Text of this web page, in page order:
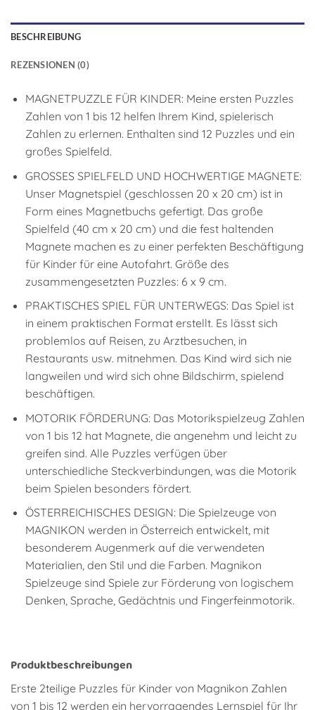
BESCHREIBUNG
REZENSIONEN (0)
MAGNETPUZZLE FÜR KINDER: Meine ersten Puzzles
Zahlen von 1 bis 12 helfen Ihrem Kind, spielerisch
Zahlen zu erlernen. Enthalten sind 12 Puzzles und ein
großes Spielfeld.
GROSSES SPIELFELD UND HOCHWERTIGE MAGNETE:
Unser Magnetspiel (geschlossen 20 x 20 cm) ist in
Form eines Magnetbuchs gefertigt. Das große
Spielfeld (40 cm x 20 cm) und die fest haltenden
Magnete machen es zu einer perfekten Beschäftigung
für Kinder für eine Autofahrt. Größe des
zusammengesetzten Puzzles: 6 x 9 cm.
PRAKTISCHES SPIEL FÜR UNTERWEGS: Das Spiel ist
in einem praktischen Format erstellt. Es lässt sich
problemlos auf Reisen, zu Arztbesuchen, in
Restaurants usw. mitnehmen. Das Kind wird sich nie
langweilen und wird sich ohne Bildschirm, spielend
beschäftigen.
MOTORIK FÖRDERUNG: Das Motorikspielzeug Zahlen
von 1 bis 12 hat Magnete, die angenehm und leicht zu
greifen sind. Alle Puzzles verfügen über
unterschiedliche Steckverbindungen, was die Motorik
beim Spielen besonders fördert.
ÖSTERREICHISCHES DESIGN: Die Spielzeuge von
MAGNIKON werden in Österreich entwickelt, mit
besonderem Augenmerk auf die verwendeten
Materialien, den Stil und die Farben. Magnikon
Spielzeuge sind Spiele zur Förderung von logischem
Denken, Sprache, Gedächtnis und Fingerfeinmotorik.
Produktbeschreibungen
Erste 2teilige Puzzles für Kinder von Magnikon Zahlen
von 1 bis 12 werden ein hervorragendes Lernspiel für Ihr